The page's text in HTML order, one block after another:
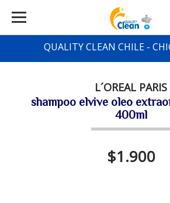
QUALITY CLEAN CHILE -
L´OREAL PARIS
shampoo elvive oleo
400ml
$1.900